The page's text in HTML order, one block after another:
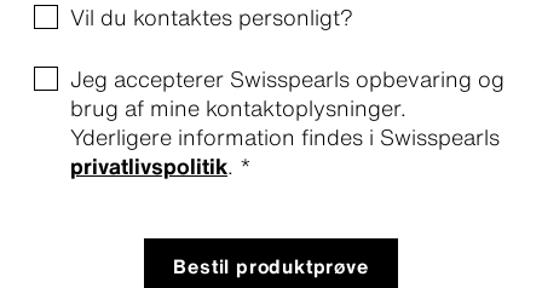
Vil du kontaktes personligt?
Jeg accepterer Swisspearls opbevaring og
brug af mine kontaktoplysninger.
Yderligere information findes i Swisspearls
privatlivspolitik. *
Bestil produktprøve